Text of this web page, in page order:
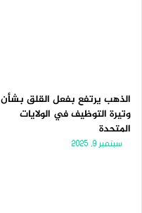
الذهب يرتفع بفعل القلق بشأن
وتيرة التوظيف في الولايات
المتحدة
سبتمبر 9, 2025